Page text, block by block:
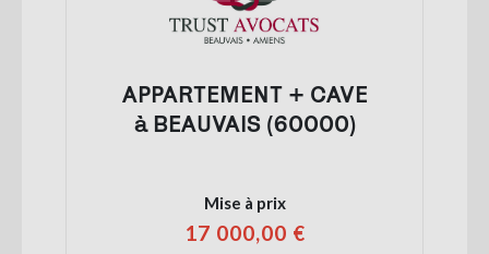
APPARTEMENT + CAVE
à BEAUVAIS (60000)
Mise à prix
17 000,00 €